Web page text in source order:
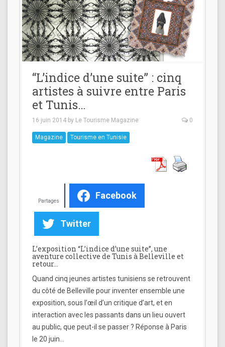
“L’indice d’une suite” : cinq
artistes à suivre entre Paris
et Tunis…
16 juin 2014 by Le Tourisme Magazine 0
Magazine Tourisme en Tunisie
Facebook
Twitter
Partages
L’exposition “L’indice d’une suite”, une
aventure collective de Tunis à Belleville et
retour…
Quand cinq jeunes artistes tunisiens se retrouvent
du côté de Belleville pour inventer ensemble une
exposition, sous l’œil d’un critique d’art, et en
interaction avec les passants dans un lieu ouvert
au public, que peut-il se passer ? Réponse à Paris
le 20 juin…